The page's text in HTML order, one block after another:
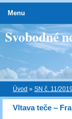
Svobodné
Úvod » SN č. 11/2019
Vltava teče ‒
Menu